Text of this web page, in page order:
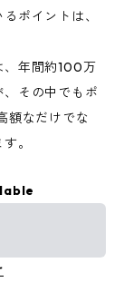
ポイントは、
、年間約100万
その中でもポ
額なだけでな
。